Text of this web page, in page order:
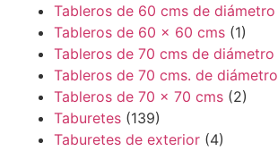
Tableros de 60 cms de diámetro
Tableros de 60 x 60 cms (1)
Tableros de 70 cms de diámetro
Tableros de 70 cms. de diámetro
Tableros de 70 x 70 cms (2)
Taburetes (139)
Taburetes de exterior (4)